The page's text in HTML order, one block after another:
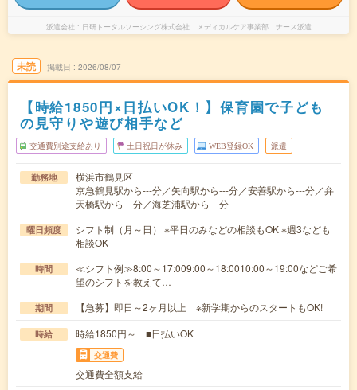
派遣会社 日研トータルソーシング株式会社 メディカルケア事業部 ナース派遣
未読 掲載日 2026/08/07
【時給1850円×日払いOK！】保育園で子ども
の見守りや遊び相手など
交通費別途支給あり 土日祝日が休み WEB登録OK 派遣
勤務地
横浜市鶴見区
京急鶴見駅から---分／矢向駅から---分／安善駅から---分／弁
天橋駅から---分／海芝浦駅から---分
曜日頻度
シフト制（月～日） ※平日のみなどの相談もOK ※週3なども
相談OK
時間
≪シフト例≫8:00～17:009:00～18:0010:00～19:00などご希
望のシフトを教えて…
期間 【急募】即日～2ヶ月以上 ※新学期からのスタートもOK!
時給 時給1850円～ ■日払いOK
交通費
交通費全額支給